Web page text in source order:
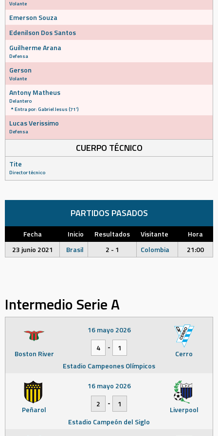
Volante
Emerson Souza
Edenilson Dos Santos
Guilherme Arana
Defensa
Gerson
Volante
Antony Matheus
Delantero
Entra por: Gabriel Jesus (71')
Lucas Verissimo
Defensa
CUERPO TÉCNICO
Tite
Director técnico
PARTIDOS PASADOS
Fecha Inicio Resultados Visitante
Hora
23 junio 2021
Brasil 2 - 1 Colombia 21:00
Intermedio Serie A
Boston River Cerro
16 mayo 2026
4
-
1
Estadio Campeones Olímpicos
Peñarol Liverpool
16 mayo 2026
2
-
1
Estadio Campeón del Siglo